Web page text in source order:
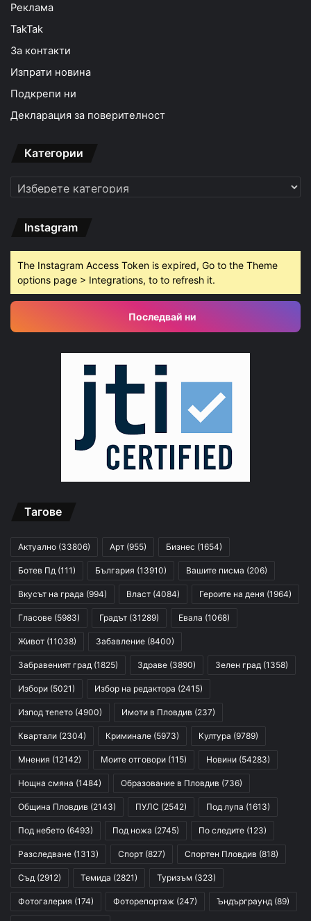
Реклама
TakTak
За контакти
Изпрати новина
Подкрепи ни
Декларация за поверителност
Категории
Категории
Instagram
The Instagram Access Token is expired, Go to the Theme
options page > Integrations, to to refresh it.
Последвай ни
Тагове
Актуално (33806) Арт (955) Бизнес (1654)
Ботев Пд (111) България (13910) Вашите писма (206)
Вкусът на града (994) Власт (4084) Героите на деня (1964)
Гласове (5983) Градът (31289) Евала (1068)
Живот (11038) Забавление (8400)
Забравеният град (1825) Здраве (3890) Зелен град (1358)
Избори (5021) Избор на редактора (2415)
Изпод тепето (4900) Имоти в Пловдив (237)
Квартали (2304) Криминале (5973) Култура (9789)
Мнения (12142) Моите отговори (115) Новини (54283)
Нощна смяна (1484) Образование в Пловдив (736)
Община Пловдив (2143) ПУЛС (2542) Под лупа (1613)
Под небето (6493) Под ножа (2745) По следите (123)
Разследване (1313) Спорт (827) Спортен Пловдив (818)
Съд (2912) Темида (2821) Туризъм (323)
Фотогалерия (174) Фоторепортаж (247) Ъндърграунд (89)